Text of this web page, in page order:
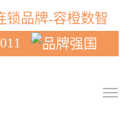
锁品牌-容橙数智
T